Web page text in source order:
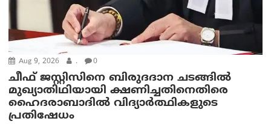
Aug 9, 2026 . 0
ചീഫ് ജസ്റ്റിസിനെ ബിരുദദാന ചടങ്ങില്‍
മുഖ്യാതിഥിയായി ക്ഷണിച്ചതിനെതിരെ
ഹൈദരാബാദില്‍ വിദ്യാർത്ഥികളുടെ
പ്രതിഷേധം